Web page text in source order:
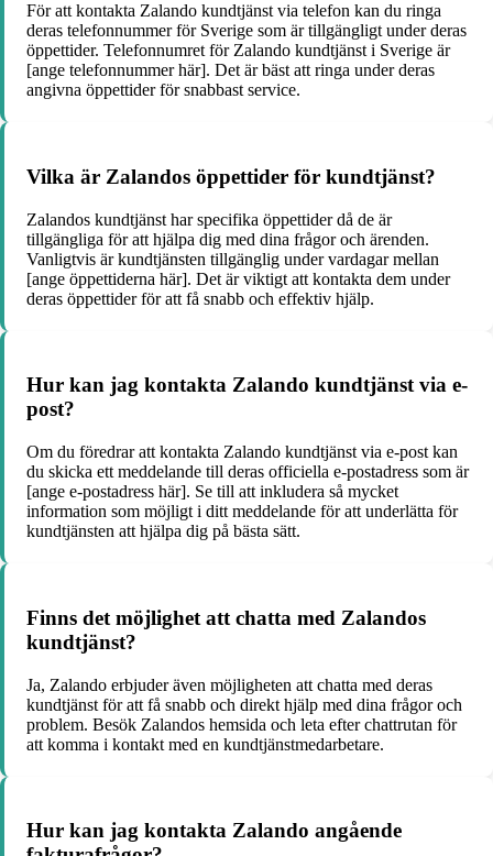
För att kontakta Zalando kundtjänst via telefon kan du ringa
deras telefonnummer för Sverige som är tillgängligt under deras
öppettider. Telefonnumret för Zalando kundtjänst i Sverige är
[ange telefonnummer här]. Det är bäst att ringa under deras
angivna öppettider för snabbast service.
Vilka är Zalandos öppettider för kundtjänst?
Zalandos kundtjänst har specifika öppettider då de är
tillgängliga för att hjälpa dig med dina frågor och ärenden.
Vanligtvis är kundtjänsten tillgänglig under vardagar mellan
[ange öppettiderna här]. Det är viktigt att kontakta dem under
deras öppettider för att få snabb och effektiv hjälp.
Hur kan jag kontakta Zalando kundtjänst via e-
post?
Om du föredrar att kontakta Zalando kundtjänst via e-post kan
du skicka ett meddelande till deras officiella e-postadress som är
[ange e-postadress här]. Se till att inkludera så mycket
information som möjligt i ditt meddelande för att underlätta för
kundtjänsten att hjälpa dig på bästa sätt.
Finns det möjlighet att chatta med Zalandos
kundtjänst?
Ja, Zalando erbjuder även möjligheten att chatta med deras
kundtjänst för att få snabb och direkt hjälp med dina frågor och
problem. Besök Zalandos hemsida och leta efter chattrutan för
att komma i kontakt med en kundtjänstmedarbetare.
Hur kan jag kontakta Zalando angående